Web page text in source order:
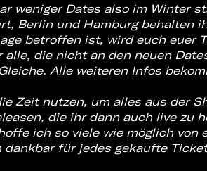
weniger Dates also im Winter
Berlin und Hamburg behalten
betroffen ist, wird euch euer
die nicht an den neuen
Alle weiteren Infos
Zeit nutzen, um alles aus der
die ihr dann auch live zu
ich so viele wie möglich von
dankbar für jedes gekaufte